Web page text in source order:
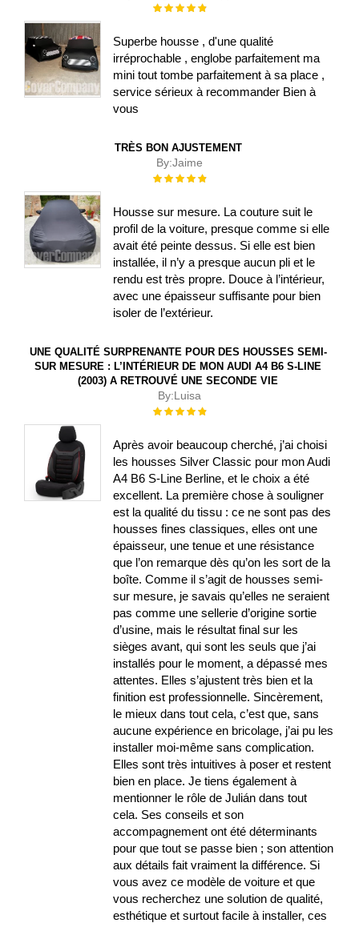
Évaluation :
Superbe housse , d'une qualité
irréprochable , englobe parfaitement ma
mini tout tombe parfaitement à sa place ,
service sérieux à recommander Bien à
vous
TRÈS BON AJUSTEMENT
By:Jaime
Évaluation :
Housse sur mesure. La couture suit le
profil de la voiture, presque comme si elle
avait été peinte dessus. Si elle est bien
installée, il n’y a presque aucun pli et le
rendu est très propre. Douce à l’intérieur,
avec une épaisseur suffisante pour bien
isoler de l’extérieur.
UNE QUALITÉ SURPRENANTE POUR DES HOUSSES SEMI-
SUR MESURE : L’INTÉRIEUR DE MON AUDI A4 B6 S-LINE
(2003) A RETROUVÉ UNE SECONDE VIE
By:Luisa
Évaluation :
Après avoir beaucoup cherché, j’ai choisi
les housses Silver Classic pour mon Audi
A4 B6 S-Line Berline, et le choix a été
excellent. La première chose à souligner
est la qualité du tissu : ce ne sont pas des
housses fines classiques, elles ont une
épaisseur, une tenue et une résistance
que l’on remarque dès qu’on les sort de la
boîte. Comme il s’agit de housses semi-
sur mesure, je savais qu’elles ne seraient
pas comme une sellerie d’origine sortie
d’usine, mais le résultat final sur les
sièges avant, qui sont les seuls que j’ai
installés pour le moment, a dépassé mes
attentes. Elles s’ajustent très bien et la
finition est professionnelle. Sincèrement,
le mieux dans tout cela, c’est que, sans
aucune expérience en bricolage, j’ai pu les
installer moi-même sans complication.
Elles sont très intuitives à poser et restent
bien en place. Je tiens également à
mentionner le rôle de Julián dans tout
cela. Ses conseils et son
accompagnement ont été déterminants
pour que tout se passe bien ; son attention
aux détails fait vraiment la différence. Si
vous avez ce modèle de voiture et que
vous recherchez une solution de qualité,
esthétique et surtout facile à installer, ces